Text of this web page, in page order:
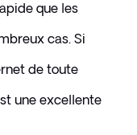
que les
cas. Si
de toute
une excellente